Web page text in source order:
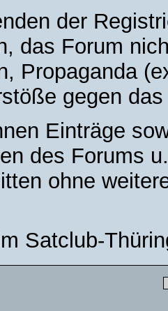
der
das Forum
Propaganda
gegen
Einträge
des Forums
ohne
Satclub-